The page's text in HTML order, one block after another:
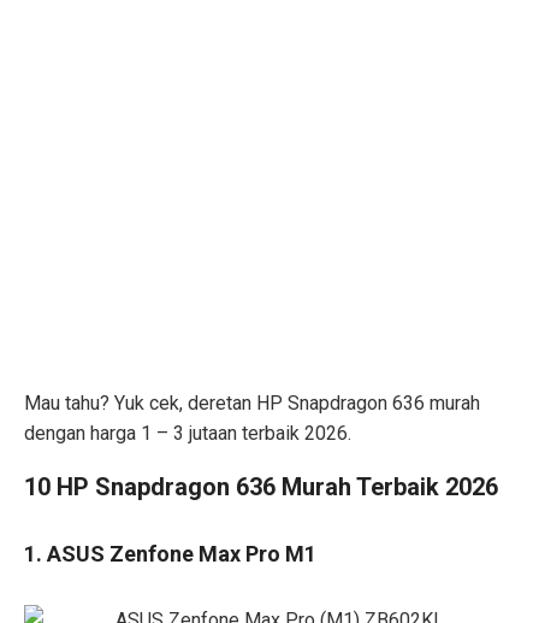
Mau tahu? Yuk cek, deretan HP Snapdragon 636 murah
dengan harga 1 – 3 jutaan terbaik 2026.
10 HP Snapdragon 636 Murah Terbaik 2026
1. ASUS Zenfone Max Pro M1